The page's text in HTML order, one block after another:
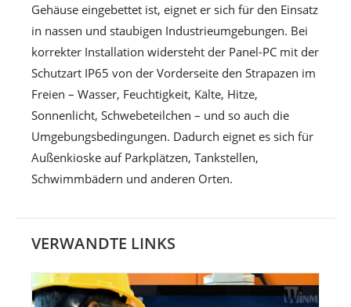
Gehäuse eingebettet ist, eignet er sich für den Einsatz
in nassen und staubigen Industrieumgebungen. Bei
korrekter Installation widersteht der Panel-PC mit der
Schutzart IP65 von der Vorderseite den Strapazen im
Freien – Wasser, Feuchtigkeit, Kälte, Hitze,
Sonnenlicht, Schwebeteilchen – und so auch die
Umgebungsbedingungen. Dadurch eignet es sich für
Außenkioske auf Parkplätzen, Tankstellen,
Schwimmbädern und anderen Orten.
VERWANDTE LINKS